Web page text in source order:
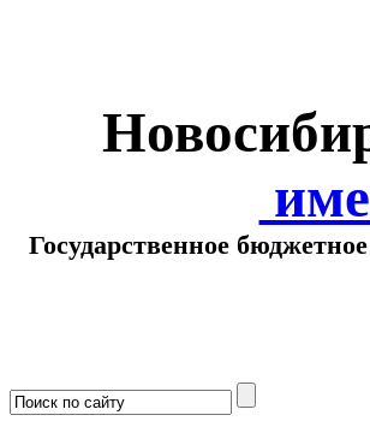
Государственное